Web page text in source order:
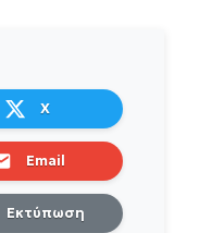
X
Email
Εκτύπωση